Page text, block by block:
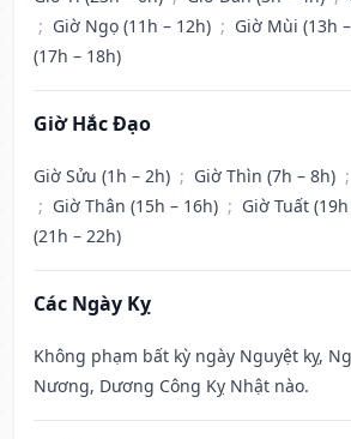
; Giờ Ngọ (11h – 12h) ; Giờ Mùi (13h
(17h – 18h)
Giờ Hắc Đạo
Giờ Sửu (1h – 2h) ; Giờ Thìn (7h – 8h) ;
; Giờ Thân (15h – 16h) ; Giờ Tuất
(21h – 22h)
Các Ngày Kỵ
Không phạm bất kỳ ngày Nguyệt kỵ,
Nương, Dương Công Kỵ Nhật nào.